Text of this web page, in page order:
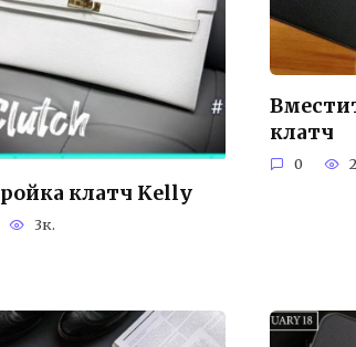
клатч Kelly
3к.
клатч
0